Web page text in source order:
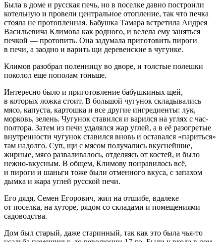
Была в доме и русская печь, но в поселке давно построили
котельную и провели центральное отопление, так что печка
стояла не протопленная. Бабушка Тамара встретила Андрея
Васильевича Климова как родного, и велела ему заняться
печкой — протопить. Она задумала приготовить пироги
в печи, а заодно и варить щи деревенские в чугунке.
Климов разобрал поленницу во дворе, и толстые полешки
поколол еще пополам тоньше.
Интересно было и приготовление бабушкиных щей,
в которых ложка стоит. В большой чугунок складывались
мясо, капуста, картошка и все другие ингредиенты: лук,
морковь, зелень. Чугунок ставился и варился на углях с час-
полтора. Затем из печи удалялся жар углей, а в её разогретые
внутренности чугунок ставился вновь и оставался «париться»
там надолго. Суп, щи с мясом получались вкуснейшие,
жирные, мясо разваливалось, отделяясь от костей, и было
нежно-вкусным. В общем, Климову понравилось всё,
и пироги и шаньги тоже были отменного вкуса, с запахом
дымка и жара углей русской печи.
Его дядя, Семен Егорович, жил на отшибе, вдалеке
от поселка, на хуторе, рядом со складами и помещениями
садоводства.
Дом был старый, даже старинный, так как это была чья-то